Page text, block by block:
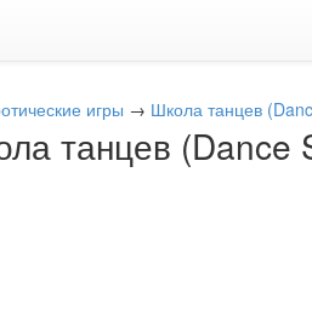
игры → Школа танцев
танцев (Dance